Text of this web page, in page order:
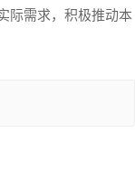
际需求，积极推动本